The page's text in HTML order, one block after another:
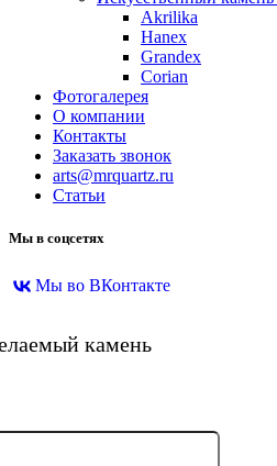
Akrilika
Hanex
Grandex
Corian
Фотогалерея
О компании
Контакты
Заказать звонок
arts@mrquartz.ru
Статьи
Мы в соцсетях
Мы во ВКонтакте
камень